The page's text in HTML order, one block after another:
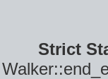
Strict